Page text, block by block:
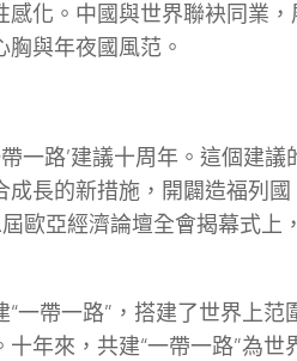
化。中國與世界聯袂同業，
與年夜國風范。
一路’建議十周年。這個建
長的新措施，開闢造福列國
歐亞經濟論壇全會揭幕式上
一帶一路”，搭建了世界上范
十年來，共建“一帶一路”為世